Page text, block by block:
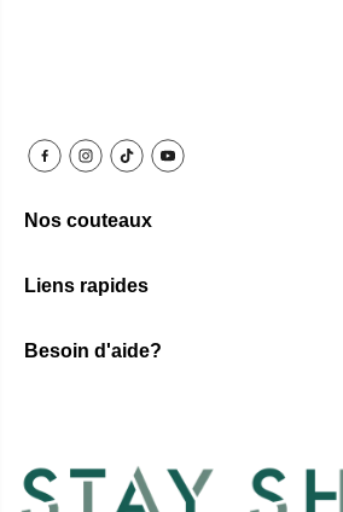
Nos couteaux
Liens rapides
Besoin d'aide?